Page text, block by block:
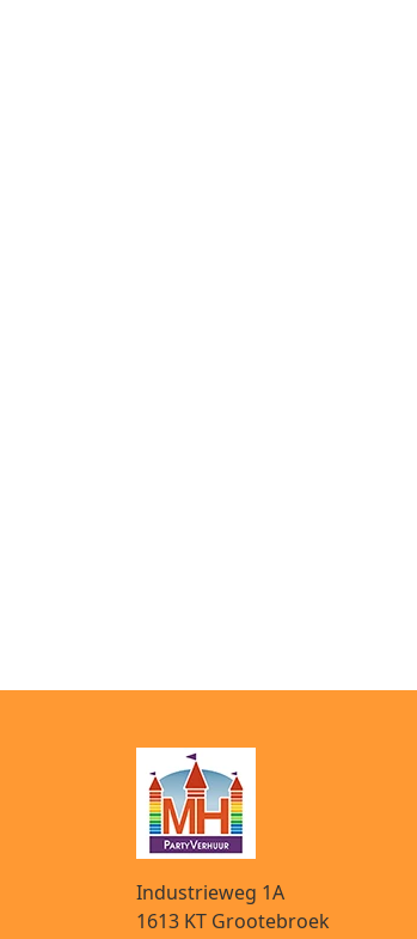
Industrieweg 1A
1613 KT Grootebroek